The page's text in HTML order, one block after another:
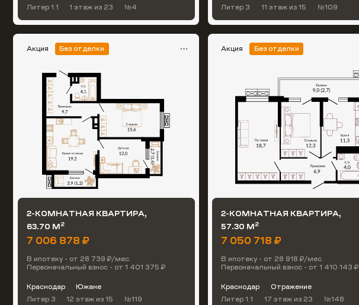
Литер 1.1
1 этаж из 23 №4
Литер 3
11 этаж из 15 №109
Акция Без отделки
2-КОМНАТНАЯ КВАРТИРА,
63.70 М2
7 006 878 ₽
В ипотеку - от 28 739 ₽/мес.
Первоначальный взнос - от 1 401 375 ₽
Краснодар
Южане
Литер 3
12 этаж из 15 №119
Акция Без отделки
2-КОМНАТНАЯ КВАРТИРА,
57.30 М2
7 050 718 ₽
В ипотеку - от 28 918 ₽/мес.
Первоначальный взнос - от 1 410 143 ₽
Краснодар
Отражение
Литер 1.1
17 этаж из 23 №148